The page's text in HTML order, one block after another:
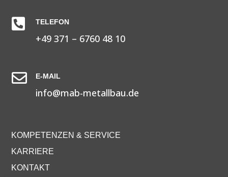
 TELEFON
+49 371 – 6760 48 10
 E-MAIL
info@mab-metallbau.de
KOMPETENZEN & SERVICE
KARRIERE
KONTAKT